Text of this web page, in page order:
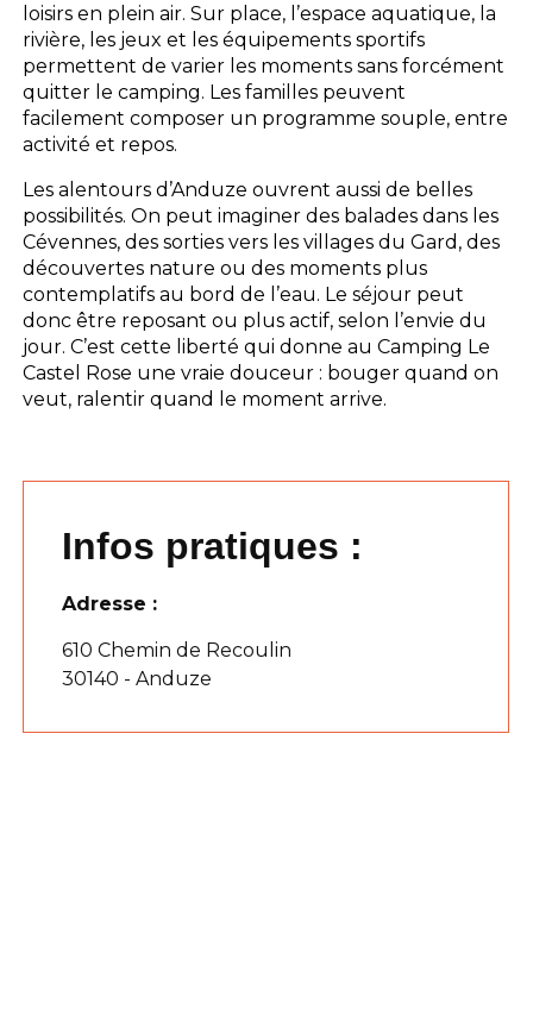
loisirs en plein air. Sur place, l’espace aquatique, la
rivière, les jeux et les équipements sportifs
permettent de varier les moments sans forcément
quitter le camping. Les familles peuvent
facilement composer un programme souple, entre
activité et repos.
Les alentours d’Anduze ouvrent aussi de belles
possibilités. On peut imaginer des balades dans les
Cévennes, des sorties vers les villages du Gard, des
découvertes nature ou des moments plus
contemplatifs au bord de l’eau. Le séjour peut
donc être reposant ou plus actif, selon l’envie du
jour. C’est cette liberté qui donne au Camping Le
Castel Rose une vraie douceur : bouger quand on
veut, ralentir quand le moment arrive.
Infos pratiques :
Adresse :
610 Chemin de Recoulin
30140 - Anduze